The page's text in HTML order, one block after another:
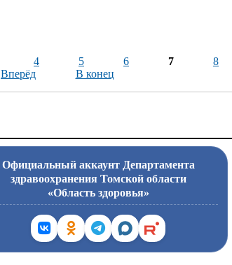
4 5 6 7 8
Вперёд В конец
Официальный аккаунт Департамента
здравоохранения Томской области
«Область здоровья»